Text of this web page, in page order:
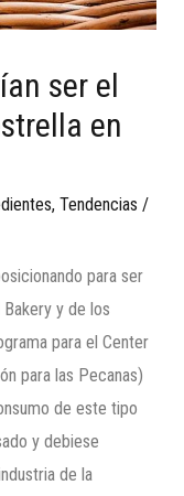
ser el
en
,Tendencias /
para ser
y de los
para el Center
para las Pecanas)
de este tipo
y debiese
de la